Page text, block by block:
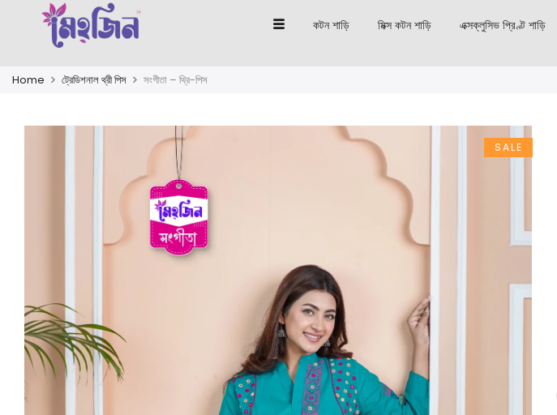
কটন শাড়ি মিক্স কটন শাড়ি এক্সক্লুসিভ প্রিণ্ট শাড়ি
Home ট্রেডিশনাল থ্রী পিস সংগীতা – থ্রি-পিস
SALE